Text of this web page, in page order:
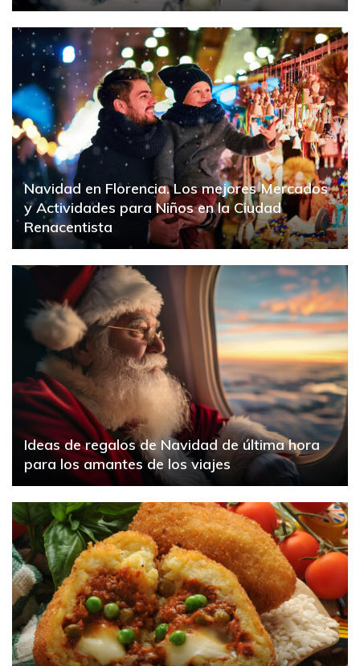
Navidad en Florencia. Los mejores Mercados
y Actividades para Niños en la Ciudad
Renacentista
Ideas de regalos de Navidad de última hora
para los amantes de los viajes